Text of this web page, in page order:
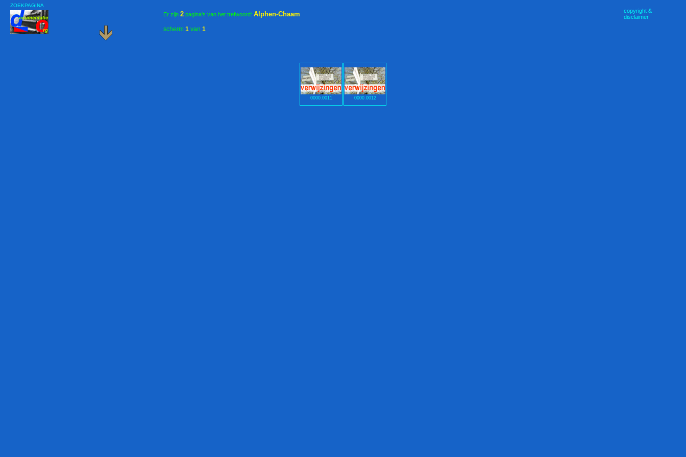
copyright &
disclaimer
ZOEKPAGINA
Er zijn 2 pagina's van het trefwoord: Alphen-Chaam
0000.0011 0000.0012
scherm 1 van 1